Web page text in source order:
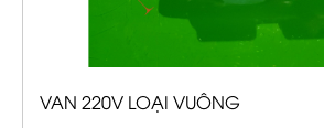
VAN 220V LOẠI VUÔNG